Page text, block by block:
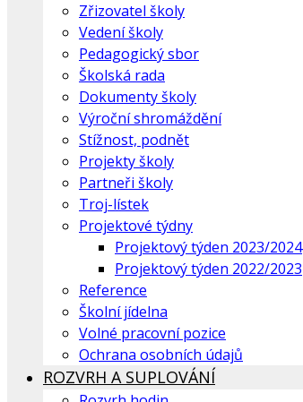
Zřizovatel školy
Vedení školy
Pedagogický sbor
Školská rada
Dokumenty školy
Výroční shromáždění
Stížnost, podnět
Projekty školy
Partneři školy
Troj-lístek
Projektové týdny
Projektový týden 2023/2024
Projektový týden 2022/2023
Reference
Školní jídelna
Volné pracovní pozice
Ochrana osobních údajů
ROZVRH A SUPLOVÁNÍ